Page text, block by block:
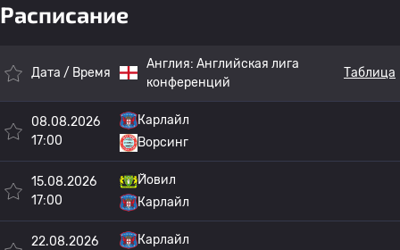
Расписание
Дата / Время
Англия: Английская лига
конференций
Таблица
08.08.2026
17:00
Карлайл
Ворсинг
15.08.2026
17:00
Йовил
Карлайл
22.08.2026
Карлайл